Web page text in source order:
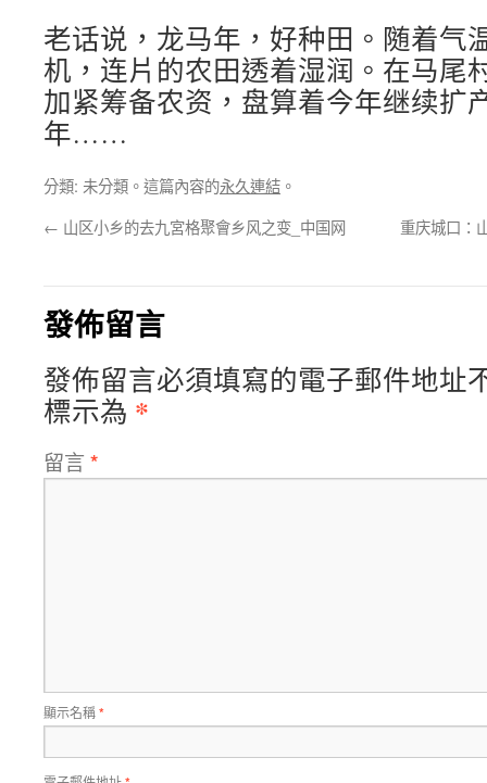
老话说，龙马年，好种田。随着气
机，连片的农田透着湿润。在马尾
加紧筹备农资，盘算着今年继续扩
年……
分類: 未分類。這篇內容的永久連結 。
← 山区小乡的去九宮格聚會乡风之变_中国网 重庆城口：
發佈留言
發佈留言必須填寫的電子郵件地址
標示為 *
留言 *
顯示名稱*